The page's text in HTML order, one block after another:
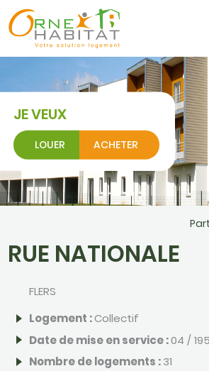
JE VEUX
LOUER ACHETER
RUE NATIONALE
FLERS
Logement :Collectif
Date de mise en service :04 /
Nombre de logements :31